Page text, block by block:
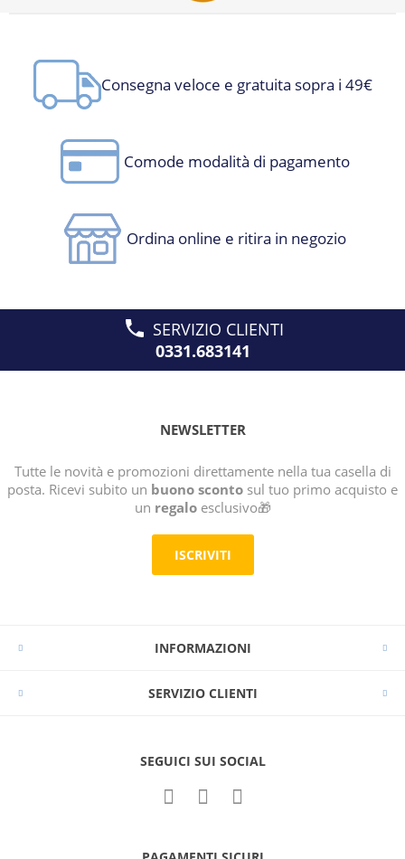
Consegna veloce e gratuita sopra i 49€
Comode modalità di pagamento
Ordina online e ritira in negozio
SERVIZIO CLIENTI
0331.683141
NEWSLETTER
Tutte le novità e promozioni direttamente nella tua casella di
posta. Ricevi subito un buono sconto sul tuo primo acquisto e
un regaloesclusivo🎁
ISCRIVITI
INFORMAZIONI
SERVIZIO CLIENTI
SEGUICI SUI SOCIAL